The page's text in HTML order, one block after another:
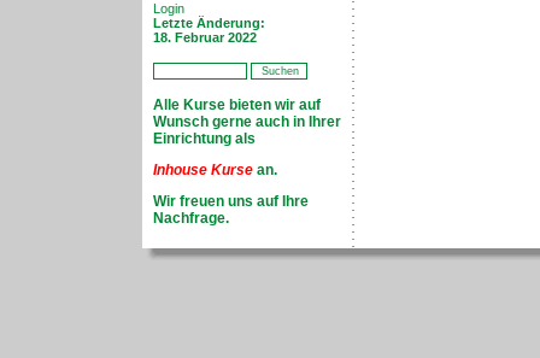
Login
Letzte Änderung:
18. Februar 2022
Alle Kurse bieten wir auf
Wunsch gerne auch in Ihrer
Einrichtung als
Inhouse Kursean.
Wir freuen uns auf Ihre
Nachfrage.